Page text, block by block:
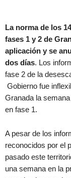
La norma de los
fases 1 y 2 de
aplicación y se
dos días. Los
fase 2 de la
Gobierno fue
Granada la
en fase 1.
A pesar de los
reconocidos por el
pasado este
una semana en la